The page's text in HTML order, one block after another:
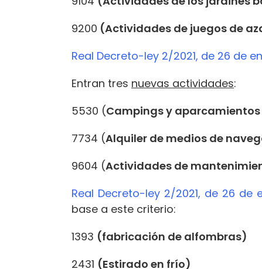
9200 (Actividades de juegos de
Real Decreto-ley 2/2021, de 26 de
Entran tres nuevas actividades:
5530 (Campings y
7734 (Alquiler de medios de
9604 (Actividades de
Real Decreto-ley 2/2021, de 26 de
base a este criterio:
1393 (fabricación de alfombras)
2431 (Estirado en frío)